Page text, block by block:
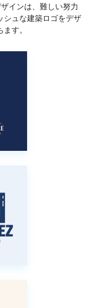
インは、難しい努力
シュな建築ロゴをデザ
す。